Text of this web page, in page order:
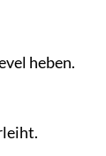
heben.